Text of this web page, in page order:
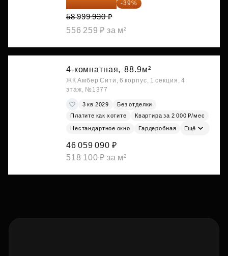
35 989 957 ₽ -39%
58 999 930 ₽
556 259 ₽ за м²
4-комнатная, 88.9м²
ЖК Амбер Сити, 6 корпус, 1 секция, 4
этаж, №1377
3 кв 2029
Без отделки
Платите как хотите
Квартира за 2 000 ₽/мес
Нестандартное окно Гардеробная Ещё
46 059 090 ₽
518 100 ₽ за м²